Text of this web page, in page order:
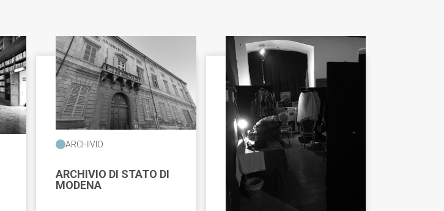
ARCHIVIO
ARCHIVIO DI STATO DI
MODENA